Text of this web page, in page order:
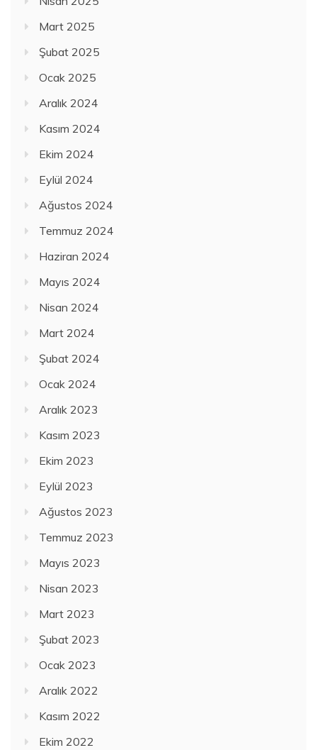
Mart 2025
Şubat 2025
Ocak 2025
Aralık 2024
Kasım 2024
Ekim 2024
Eylül 2024
Ağustos 2024
Temmuz 2024
Haziran 2024
Mayıs 2024
Nisan 2024
Mart 2024
Şubat 2024
Ocak 2024
Aralık 2023
Kasım 2023
Ekim 2023
Eylül 2023
Ağustos 2023
Temmuz 2023
Mayıs 2023
Nisan 2023
Mart 2023
Şubat 2023
Ocak 2023
Aralık 2022
Kasım 2022
Ekim 2022